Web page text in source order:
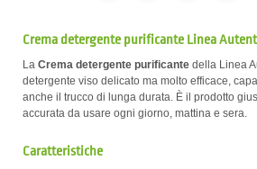
Crema detergente purificante Linea
La Crema detergente purificante della Linea
detergente viso delicato ma molto efficace,
anche il trucco di lunga durata. È il prodotto
accurata da usare ogni giorno, mattina e sera.
Caratteristiche